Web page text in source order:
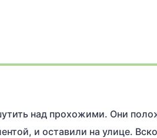
над прохожими. Они
и оставили на улице.